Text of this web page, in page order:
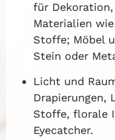
für
Materialien
Stoffe; Möbel
Stein oder
Licht und
Drapierungen,
Stoffe, florale
Eyecatcher.